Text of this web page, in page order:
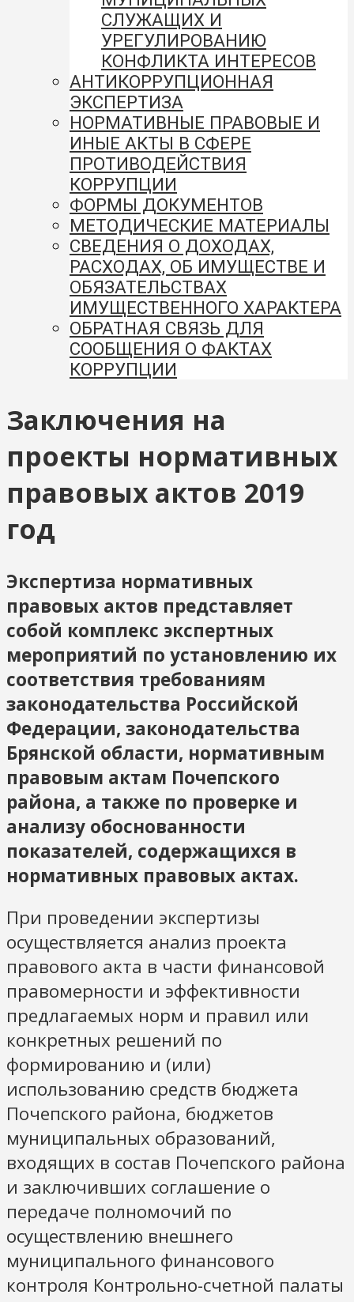
СЛУЖАЩИХ И
УРЕГУЛИРОВАНИЮ
КОНФЛИКТА ИНТЕРЕСОВ
АНТИКОРРУПЦИОННАЯ
ЭКСПЕРТИЗА
НОРМАТИВНЫЕ ПРАВОВЫЕ И
ИНЫЕ АКТЫ В СФЕРЕ
ПРОТИВОДЕЙСТВИЯ
КОРРУПЦИИ
ФОРМЫ ДОКУМЕНТОВ
МЕТОДИЧЕСКИЕ МАТЕРИАЛЫ
СВЕДЕНИЯ О ДОХОДАХ,
РАСХОДАХ, ОБ ИМУЩЕСТВЕ И
ОБЯЗАТЕЛЬСТВАХ
ИМУЩЕСТВЕННОГО ХАРАКТЕРА
ОБРАТНАЯ СВЯЗЬ ДЛЯ
СООБЩЕНИЯ О ФАКТАХ
КОРРУПЦИИ
Заключения на
проекты нормативных
правовых актов 2019
год
Экспертиза нормативных
правовых актов представляет
собой комплекс экспертных
мероприятий по установлению их
соответствия требованиям
законодательства Российской
Федерации, законодательства
Брянской области, нормативным
правовым актам Почепского
района, а также по проверке и
анализу обоснованности
показателей, содержащихся в
нормативных правовых актах.
При проведении экспертизы
осуществляется анализ проекта
правового акта в части финансовой
правомерности и эффективности
предлагаемых норм и правил или
конкретных решений по
формированию и (или)
использованию средств бюджета
Почепского района, бюджетов
муниципальных образований,
входящих в состав Почепского района
и заключивших соглашение о
передаче полномочий по
осуществлению внешнего
муниципального финансового
контроля Контрольно-счетной палаты